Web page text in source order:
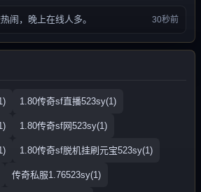
闹，晚上在线人多。 30秒前
1.80传奇sf直播523sy(1)
1.80传奇sf网523sy(1)
1.80传奇sf脱机挂刷元宝523sy(1)
传奇私服1.76523sy(1)